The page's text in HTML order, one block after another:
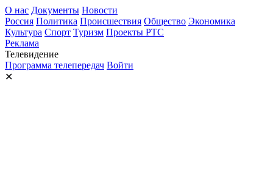
О нас Документы Новости
Россия Политика Происшествия Общество Экономика
Культура Спорт Туризм Проекты РТС
Реклама
Телевидение
Программа телепередач Войти
✕